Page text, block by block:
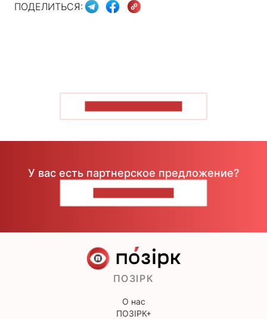
ПОДЕЛИТЬСЯ:
У вас есть партнерское предложение?
ПОЗІРК
О нас
ПОЗІРК+